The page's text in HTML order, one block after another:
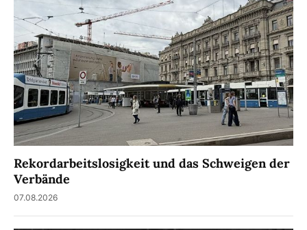
Rekordarbeitslosigkeit und das Schweigen der
Verbände
07.08.2026